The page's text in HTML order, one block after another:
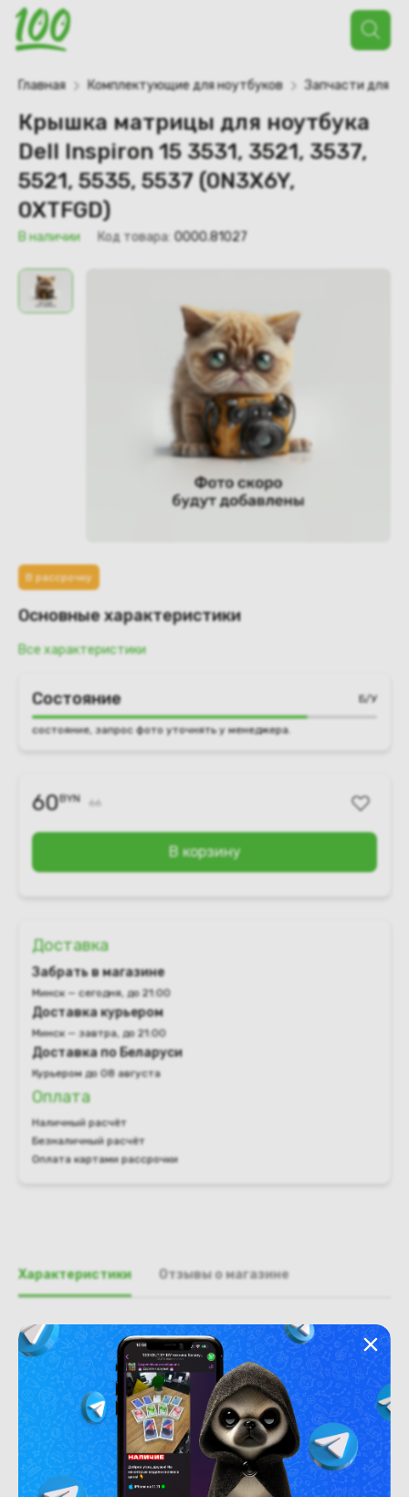
Поиск
товаров
Главная Комплектующие для ноутбуков Запчасти для
Крышка матрицы для ноутбука
Dell Inspiron 15 3531, 3521, 3537,
5521, 5535, 5537 (0N3X6Y,
0XTFGD)
В наличии Код товара: 0000.81027
В рассрочку
Основные характеристики
Все характеристики
Состояние Б/У
состояние, запрос фото уточнять у менеджера.
60BYN 66
В корзину
Доставка
Забрать в магазине
Минск — сегодня, до 21:00
Доставка курьером
Минск — завтра, до 21:00
Доставка по Беларуси
Курьером до 08 августа
Оплата
Наличный расчёт
Безналичный расчёт
Оплата картами рассрочки
Характеристики Отзывы о магазине
Общая информация
Производитель
Dell
Тип товара
Крышка матрицы
Состояние
Недостатки
состояние, запрос фото
уточнять у менеджера.